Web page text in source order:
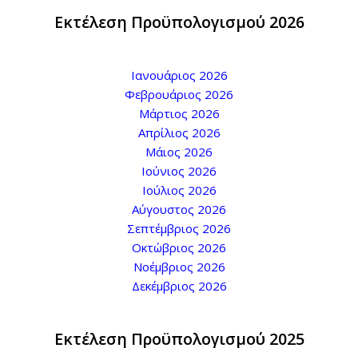
Εκτέλεση Προϋπολογισμού 2026
Ιανουάριος 2026
Φεβρουάριος 2026
Μάρτιος 2026
Απρίλιος 2026
Μάιος 2026
Ιούνιος 2026
Ιούλιος 2026
Αύγουστος 2026
Σεπτέμβριος 2026
Οκτώβριος 2026
Νοέμβριος 2026
Δεκέμβριος 2026
Εκτέλεση Προϋπολογισμού 2025